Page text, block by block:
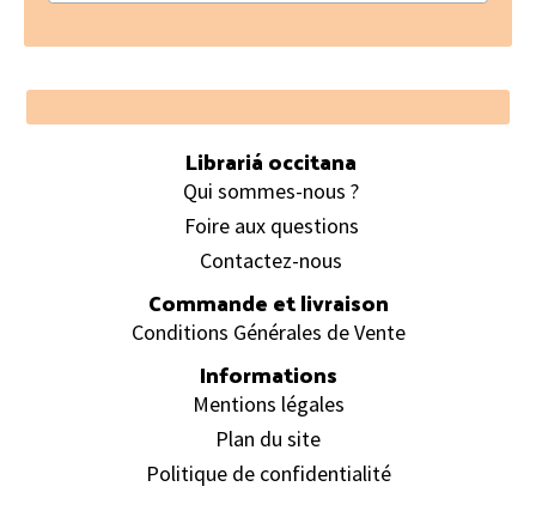
Footer
Librariá occitana
Qui sommes-nous ?
Foire aux questions
Contactez-nous
Commande et livraison
Conditions Générales de Vente
Informations
Mentions légales
Plan du site
Politique de confidentialité